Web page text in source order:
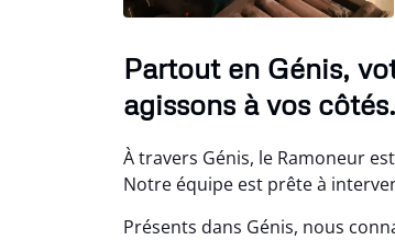
Partout en Génis,
agissons à vos côtés.
À travers Génis, le Ramoneur
Notre équipe est prête à
Présents dans Génis, nous